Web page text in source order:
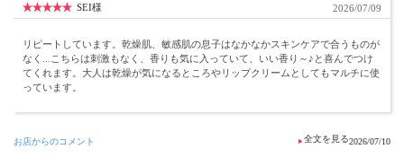
SEI様 2026/07/09
リピートしています。乾燥肌、敏感肌の息子はなかなかスキンケアで合うものが
なく...こちらは刺激もなく、香りも気に入っていて、いい香り～♪と喜んでつけ
てくれます。大人は乾燥が気になるところやリップクリームとしてもマルチに使
っています。
お店からのコメント 2026/07/10